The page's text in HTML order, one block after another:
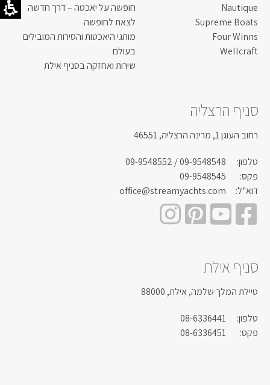
Nautique
Supreme Boats
Four Winns
Wellcraft
חופשה על יאכטה – דרך חדשה
לצאת לחופשה
מותגי היאכטות והסירות המובילים
בעולם
שירות ואחזקה בסניף אילת
סניף הרצליה
רחוב העוגן 1, מרינה הרצליה, 46551
טלפון: 09-9548548
/ 09-9548552
פקס:
09-9548545
דוא"ל:
office@streamyachts.com
סניף אילת
טיילת המלך שלמה, אילת, 88000
טלפון:
08-6336441
פקס:
08-6336451